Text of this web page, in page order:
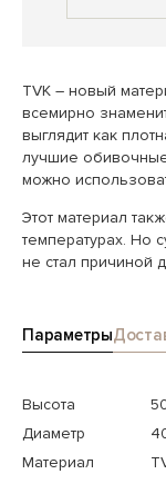
TVK – новый
всемирно
выглядит как
лучшие
можно
Этот материал
температурах. Но
не стал причиной
Параметры
Высота
Диаметр
Материал